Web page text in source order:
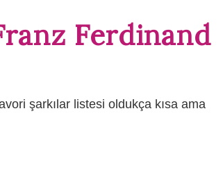
Ferdinand
şarkılar listesi oldukça kısa ama